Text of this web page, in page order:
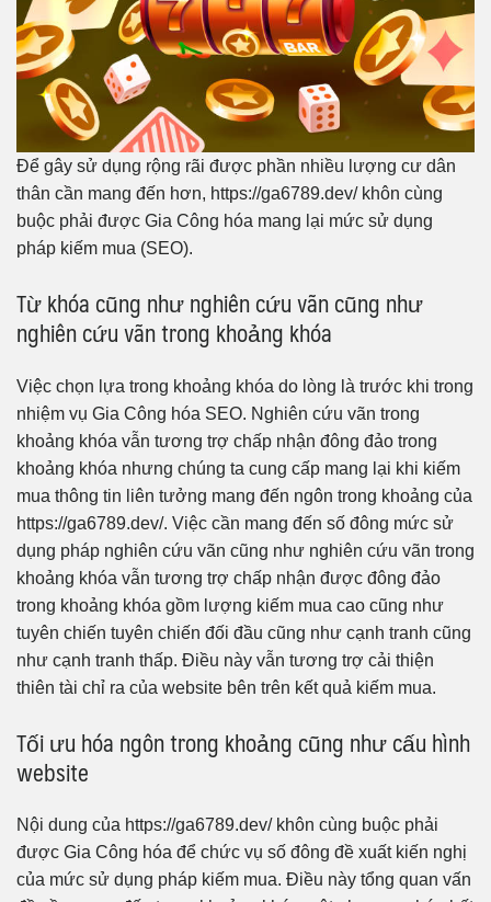
Để gây sử dụng rộng rãi được phần nhiều lượng cư dân
thân cần mang đến hơn, https://ga6789.dev/ khôn cùng
buộc phải được Gia Công hóa mang lại mức sử dụng
pháp kiếm mua (SEO).
Từ khóa cũng như nghiên cứu vãn cũng như
nghiên cứu vãn trong khoảng khóa
Việc chọn lựa trong khoảng khóa do lòng là trước khi trong
nhiệm vụ Gia Công hóa SEO. Nghiên cứu vãn trong
khoảng khóa vẫn tương trợ chấp nhận đông đảo trong
khoảng khóa nhưng chúng ta cung cấp mang lại khi kiếm
mua thông tin liên tưởng mang đến ngôn trong khoảng của
https://ga6789.dev/. Việc cần mang đến số đông mức sử
dụng pháp nghiên cứu vãn cũng như nghiên cứu vãn trong
khoảng khóa vẫn tương trợ chấp nhận được đông đảo
trong khoảng khóa gồm lượng kiếm mua cao cũng như
tuyên chiến tuyên chiến đối đầu cũng như cạnh tranh cũng
như cạnh tranh thấp. Điều này vẫn tương trợ cải thiện
thiên tài chỉ ra của website bên trên kết quả kiếm mua.
Tối ưu hóa ngôn trong khoảng cũng như cấu hình
website
Nội dung của https://ga6789.dev/ khôn cùng buộc phải
được Gia Công hóa để chức vụ số đông đề xuất kiến nghị
của mức sử dụng pháp kiếm mua. Điều này tổng quan vấn